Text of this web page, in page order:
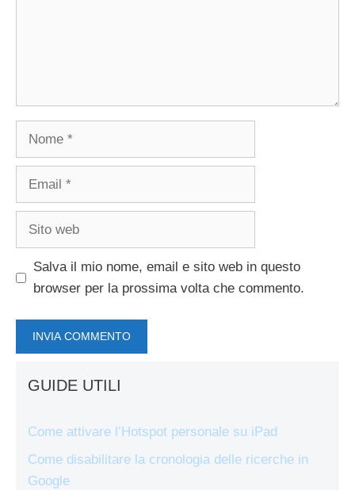
Nome
Email
Sito
Salva il mio nome, email e sito web in questo
browser per la prossima volta che commento.
GUIDE UTILI
Come attivare l’Hotspot personale su iPad
Come disabilitare la cronologia delle ricerche in
Google